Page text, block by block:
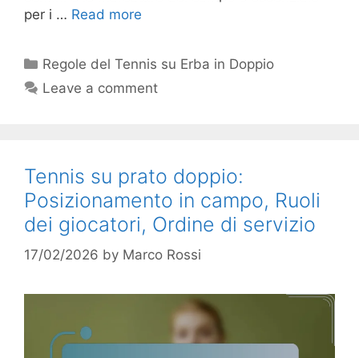
per i … Read more
Categories
Regole del Tennis su Erba in Doppio
Leave a comment
Tennis su prato doppio:
Posizionamento in campo, Ruoli
dei giocatori, Ordine di servizio
17/02/2026 by Marco Rossi